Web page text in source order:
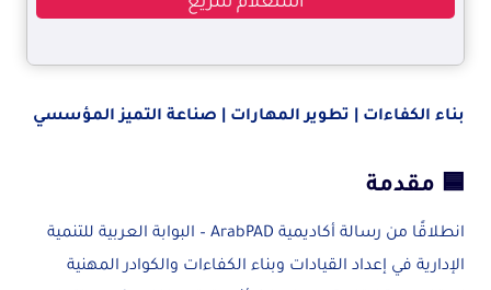
بناء الكفاءات | تطوير المهارات | صناعة التميز المؤسسي
🟦 مقدمة
انطلاقًا من رسالة أكاديمية ArabPAD – البوابة العربية للتنمية
الإدارية في إعداد القيادات وبناء الكفاءات والكوادر المهنية